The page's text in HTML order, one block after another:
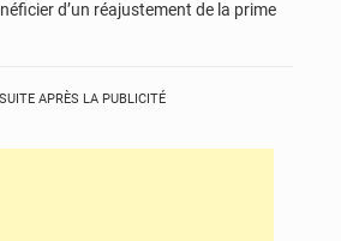
d’un réajustement de la prime
APRÈS LA PUBLICITÉ